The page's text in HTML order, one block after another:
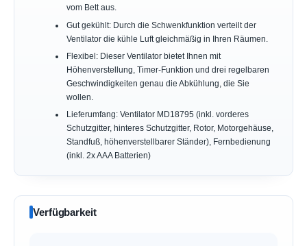
vom Bett aus.
Gut gekühlt: Durch die Schwenkfunktion verteilt der
Ventilator die kühle Luft gleichmäßig in Ihren Räumen.
Flexibel: Dieser Ventilator bietet Ihnen mit
Höhenverstellung, Timer-Funktion und drei regelbaren
Geschwindigkeiten genau die Abkühlung, die Sie
wollen.
Lieferumfang: Ventilator MD18795 (inkl. vorderes
Schutzgitter, hinteres Schutzgitter, Rotor, Motorgehäuse,
Standfuß, höhenverstellbarer Ständer), Fernbedienung
(inkl. 2x AAA Batterien)
Verfügbarkeit